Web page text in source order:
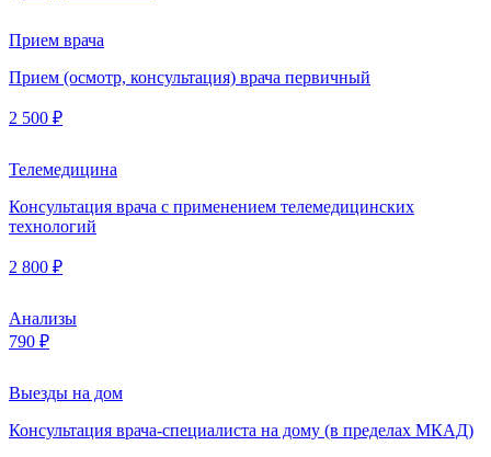
Прием врача
Прием (осмотр, консультация) врача первичный
2 500 ₽
Телемедицина
Консультация врача с применением телемедицинских
технологий
2 800 ₽
Анализы
790 ₽
Выезды на дом
Консультация врача-специалиста на дому (в пределах МКАД)